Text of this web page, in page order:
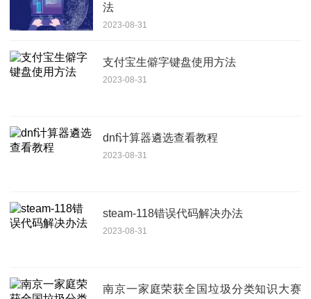
法
2023-08-31
支付宝生僻字键盘使用方法
2023-08-31
dnf计算器遴选查看教程
2023-08-31
steam-118错误代码解决办法
2023-08-31
南京一家庭荣获全国垃圾分类知识大赛